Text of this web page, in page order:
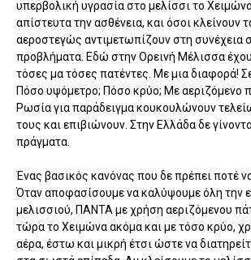
υπερβολική υγρασία στο μελίσσι το
απίστευτα την ασθένεια, και όσοι κλείνουν
αεροστεγώς αντιμετωπίζουν στη συνέχεια
προβλήματα. Εδώ στην Ορεινή Μέλισσα
τόσες μα τόσες πατέντες. Με μια διαφορά!
Πόσο υψόμετρο; Πόσο κρύο; Με αεριζόμενο
Ρωσία για παράδειγμα κουκουλώνουν
τους και επιβιώνουν. Στην Ελλάδα δε
πράγματα.
Ένας βασικός κανόνας που δε πρέπει ποτέ
Όταν αποφασίσουμε να καλύψουμε όλη την
μελισσιού, ΠΑΝΤΑ με χρήση αεριζόμενου
τώρα το Χειμώνα ακόμα και με τόσο κρύο,
αέρα, έστω και μικρή έτσι ώστε να